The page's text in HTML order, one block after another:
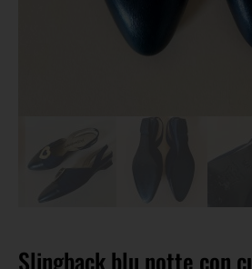
Slingback blu notte con